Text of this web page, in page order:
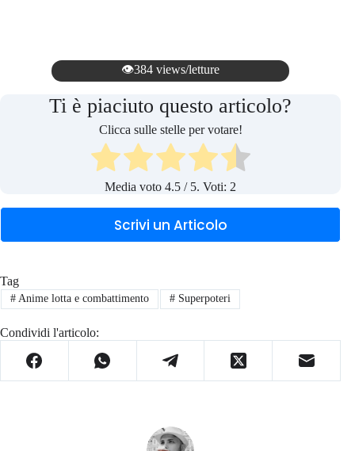
👁️384 views/letture
Ti è piaciuto questo articolo?
Clicca sulle stelle per votare!
Media voto4.5 / 5. Voti: 2
Scrivi un Articolo
Tag
#Anime lotta e combattimento #Superpoteri
Condividi l'articolo: